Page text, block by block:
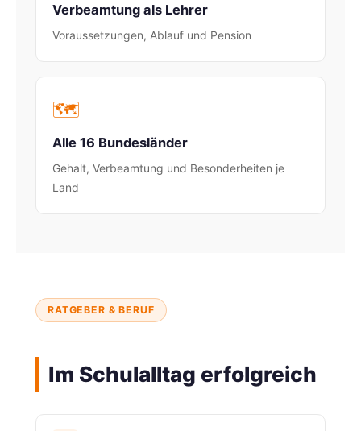
Verbeamtung als Lehrer
Voraussetzungen, Ablauf und Pension
🗺️
Alle 16 Bundesländer
Gehalt, Verbeamtung und Besonderheiten je
Land
RATGEBER & BERUF
Im Schulalltag erfolgreich